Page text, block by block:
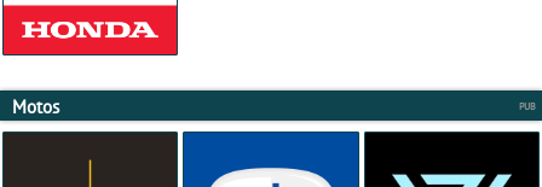
Motos